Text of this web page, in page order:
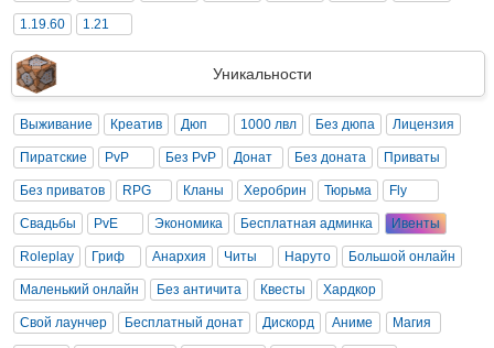
1.19.60 1.21
Уникальности
Выживание Креатив Дюп 1000 лвл Без дюпа Лицензия
Пиратские PvP Без PvP Донат Без доната Приваты
Без приватов RPG Кланы Херобрин Тюрьма Fly
Свадьбы PvE Экономика Бесплатная админка Ивенты
Roleplay Гриф Анархия Читы Наруто Большой онлайн
Маленький онлайн Без античита Квесты Хардкор
Свой лаунчер Бесплатный донат Дискорд Аниме Магия